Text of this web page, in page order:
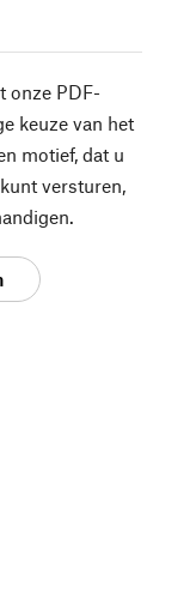
onze PDF-
keuze van het
motief, dat u
versturen,